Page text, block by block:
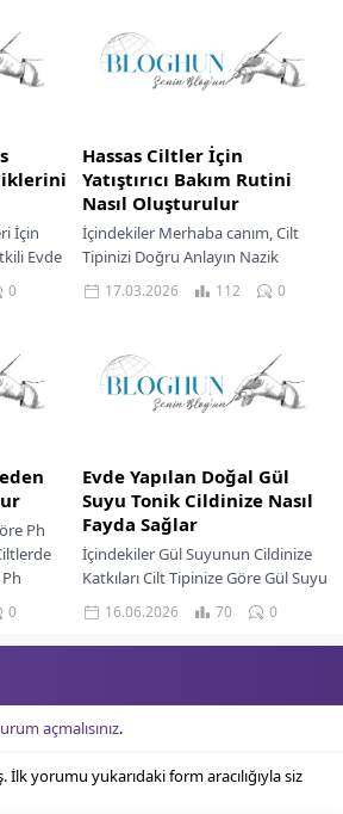
İçin
Evde
Tipine
0
Hassas Ciltler İçin
Yatıştırıcı Bakım Rutini
Nasıl Oluşturulur
İçindekiler Merhaba canım, Cilt
Tipinizi Doğru Anlayın Nazik
Temizleyicilerle Cildinizi Yatıştırın
Cilt Yatıştırma İçin Doğal Yöntemler
17.03.2026 112 0
Ph
0
Evde Yapılan Doğal Gül
Suyu Tonik Cildinize Nasıl
Fayda Sağlar
İçindekiler Gül Suyunun Cildinize
Katkıları Cilt Tipinize Göre Gül Suyu
Mucizesi Günlük Cilt Bakımınıza Gül
Suyunu Dahil Edin Evde Kendi...
16.06.2026 70 0
açmalısınız.
İlk yorumu yukarıdaki form aracılığıyla siz